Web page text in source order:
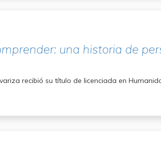
una historia de
recibió su título de licenciada en